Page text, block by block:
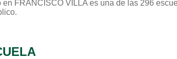
en FRANCISCO VILLA es una de las 296
.